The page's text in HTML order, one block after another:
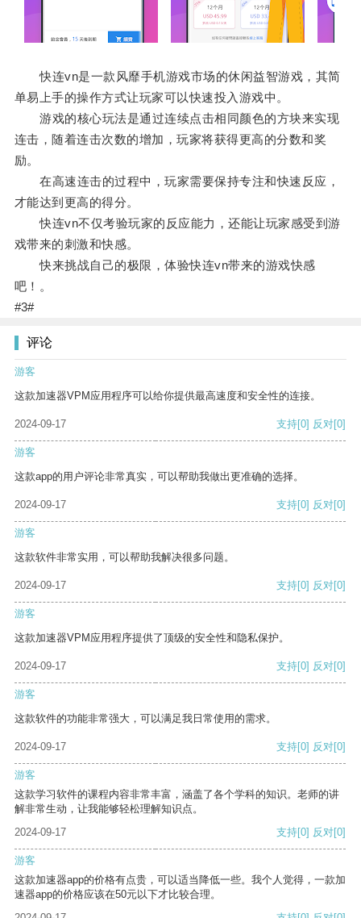
快连vn是一款风靡手机游戏市场的休闲益智游戏，其简
单易上手的操作方式让玩家可以快速投入游戏中。
游戏的核心玩法是通过连续点击相同颜色的方块来实现
连击，随着连击次数的增加，玩家将获得更高的分数和奖
励。
在高速连击的过程中，玩家需要保持专注和快速反应，
才能达到更高的得分。
快连vn不仅考验玩家的反应能力，还能让玩家感受到游
戏带来的刺激和快感。
快来挑战自己的极限，体验快连vn带来的游戏快感
吧！。
#3#
评论
游客
这款加速器VPM应用程序可以给你提供最高速度和安全性的连接。
2024-09-17 支持[0] 反对[0]
游客
这款app的用户评论非常真实，可以帮助我做出更准确的选择。
2024-09-17 支持[0] 反对[0]
游客
这款软件非常实用，可以帮助我解决很多问题。
2024-09-17 支持[0] 反对[0]
游客
这款加速器VPM应用程序提供了顶级的安全性和隐私保护。
2024-09-17 支持[0] 反对[0]
游客
这款软件的功能非常强大，可以满足我日常使用的需求。
2024-09-17 支持[0] 反对[0]
游客
这款学习软件的课程内容非常丰富，涵盖了各个学科的知识。老师的讲
解非常生动，让我能够轻松理解知识点。
2024-09-17
支持[0] 反对[0]
游客
这款加速器app的价格有点贵，可以适当降低一些。我个人觉得，一款加
速器app的价格应该在50元以下才比较合理。